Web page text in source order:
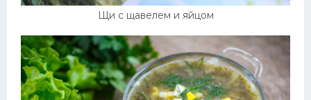
Щи с щавелем и яйцом